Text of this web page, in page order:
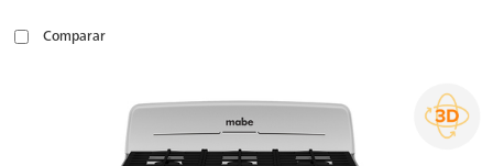
Comparar